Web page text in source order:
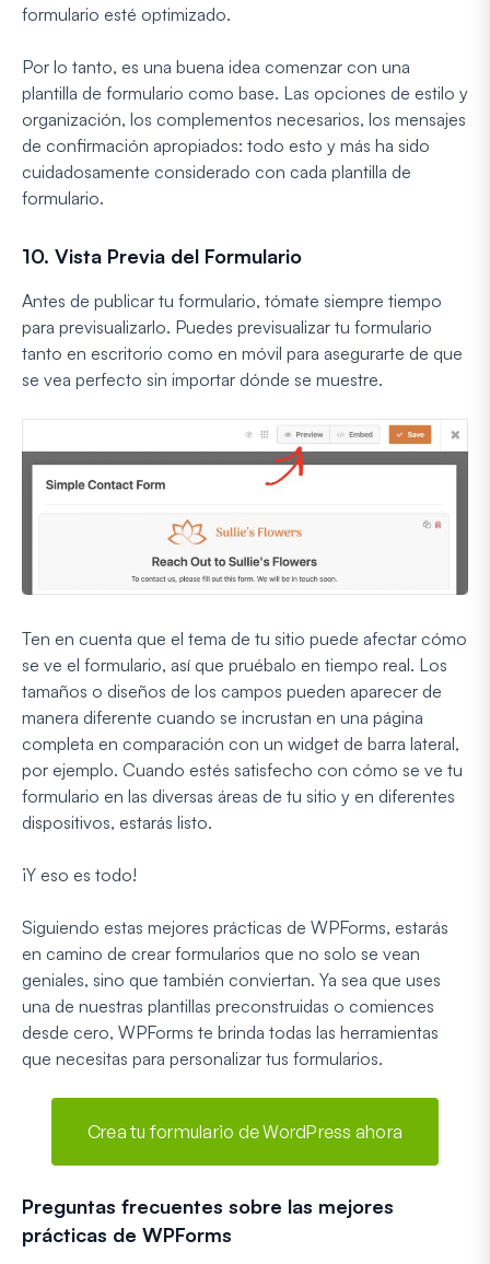
formulario esté optimizado.
Por lo tanto, es una buena idea comenzar con una
plantilla de formulario como base. Las opciones de estilo y
organización, los complementos necesarios, los mensajes
de confirmación apropiados: todo esto y más ha sido
cuidadosamente considerado con cada plantilla de
formulario.
10. Vista Previa del Formulario
Antes de publicar tu formulario, tómate siempre tiempo
para previsualizarlo. Puedes previsualizar tu formulario
tanto en escritorio como en móvil para asegurarte de que
se vea perfecto sin importar dónde se muestre.
Ten en cuenta que el tema de tu sitio puede afectar cómo
se ve el formulario, así que pruébalo en tiempo real. Los
tamaños o diseños de los campos pueden aparecer de
manera diferente cuando se incrustan en una página
completa en comparación con un widget de barra lateral,
por ejemplo. Cuando estés satisfecho con cómo se ve tu
formulario en las diversas áreas de tu sitio y en diferentes
dispositivos, estarás listo.
¡Y eso es todo!
Siguiendo estas mejores prácticas de WPForms, estarás
en camino de crear formularios que no solo se vean
geniales, sino que también conviertan. Ya sea que uses
una de nuestras plantillas preconstruidas o comiences
desde cero, WPForms te brinda todas las herramientas
que necesitas para personalizar tus formularios.
Crea tu formulario de WordPress ahora
Preguntas frecuentes sobre las mejores
prácticas de WPForms